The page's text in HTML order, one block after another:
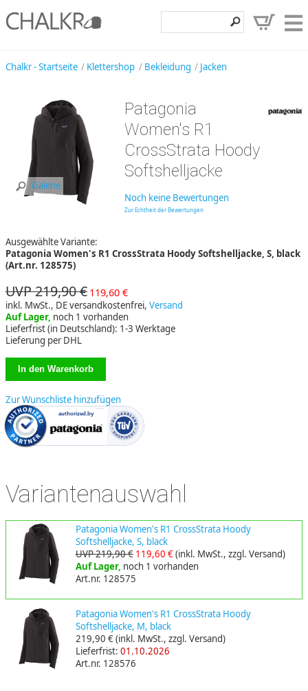
Entdecken
Angebote
Kundenbereich
Chalkr - Startseite Klettershop Bekleidung Jacken
Galerie
Patagonia
Women's R1
CrossStrata Hoody
Softshelljacke
Noch keine Bewertungen
Zur Echtheit der Bewertungen
Ausgewählte Variante:
Patagonia Women's R1 CrossStrata Hoody Softshelljacke, S, black
(Art.nr. 128575)
UVP 219,90 € 119,60 €
inkl. MwSt., DE versandkostenfrei, Versand
Auf Lager, noch 1 vorhanden
Lieferfrist (in Deutschland): 1-3 Werktage
Lieferung per DHL
Zur Wunschliste hinzufügen
Variantenauswahl
Patagonia Women's R1 CrossStrata Hoody
Softshelljacke, S, black
UVP 219,90 € 119,60 €(inkl. MwSt., zzgl. Versand)
Auf Lager, noch 1 vorhanden
Art.nr. 128575
Patagonia Women's R1 CrossStrata Hoody
Softshelljacke, M, black
219,90 €(inkl. MwSt., zzgl. Versand)
Lieferfrist: 01.10.2026
Art.nr. 128576